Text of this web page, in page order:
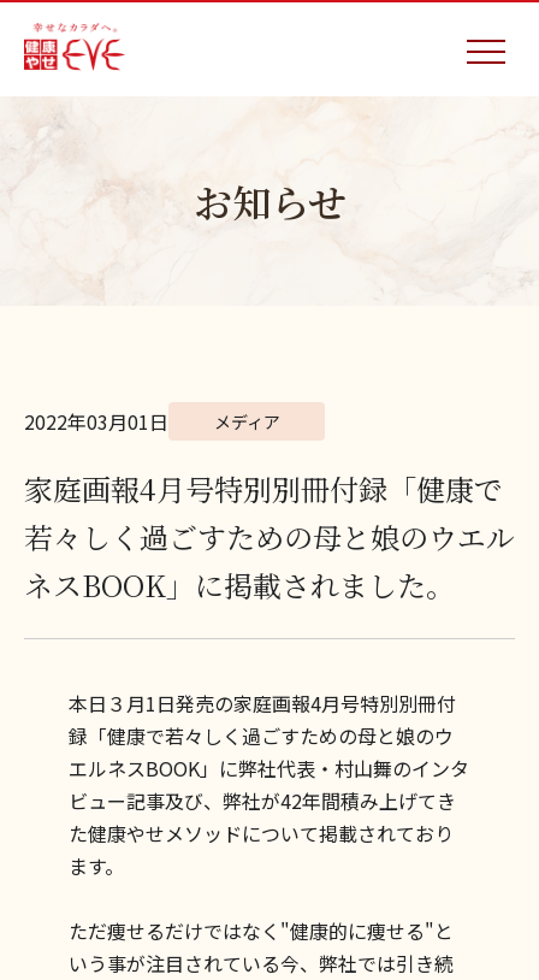
お知らせ
2022年03月01日 メディア
家庭画報4月号特別別冊付録「健康で
若々しく過ごすための母と娘のウエル
ネスBOOK」に掲載されました。
本日３月1日発売の家庭画報4月号特別別冊付
録「健康で若々しく過ごすための母と娘のウ
エルネスBOOK」に弊社代表・村山舞のインタ
ビュー記事及び、弊社が42年間積み上げてき
た健康やせメソッドについて掲載されており
ます。
ただ痩せるだけではなく"健康的に痩せる"と
いう事が注目されている今、弊社では引き続